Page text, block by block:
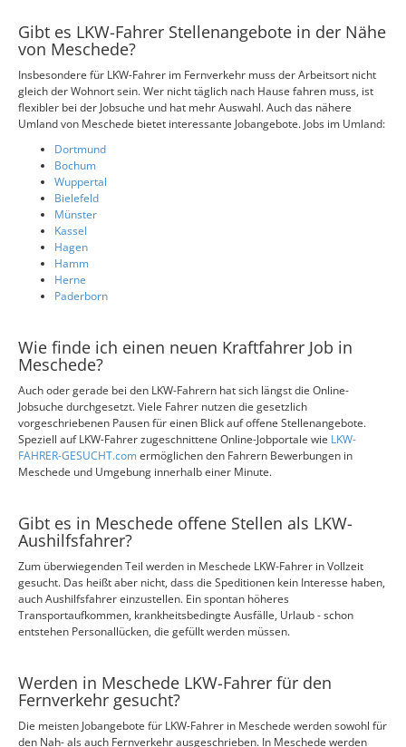
Gibt es LKW-Fahrer Stellenangebote in der Nähe
von Meschede?
Insbesondere für LKW-Fahrer im Fernverkehr muss der Arbeitsort nicht
gleich der Wohnort sein. Wer nicht täglich nach Hause fahren muss, ist
flexibler bei der Jobsuche und hat mehr Auswahl. Auch das nähere
Umland von Meschede bietet interessante Jobangebote. Jobs im Umland:
Dortmund
Bochum
Wuppertal
Bielefeld
Münster
Kassel
Hagen
Hamm
Herne
Paderborn
Wie finde ich einen neuen Kraftfahrer Job in
Meschede?
Auch oder gerade bei den LKW-Fahrern hat sich längst die Online-
Jobsuche durchgesetzt. Viele Fahrer nutzen die gesetzlich
vorgeschriebenen Pausen für einen Blick auf offene Stellenangebote.
Speziell auf LKW-Fahrer zugeschnittene Online-Jobportale wie LKW-
FAHRER-GESUCHT.comermöglichen den Fahrern Bewerbungen in
Meschede und Umgebung innerhalb einer Minute.
Gibt es in Meschede offene Stellen als LKW-
Aushilfsfahrer?
Zum überwiegenden Teil werden in Meschede LKW-Fahrer in Vollzeit
gesucht. Das heißt aber nicht, dass die Speditionen kein Interesse haben,
auch Aushilfsfahrer einzustellen. Ein spontan höheres
Transportaufkommen, krankheitsbedingte Ausfälle, Urlaub - schon
entstehen Personallücken, die gefüllt werden müssen.
Werden in Meschede LKW-Fahrer für den
Fernverkehr gesucht?
Die meisten Jobangebote für LKW-Fahrer in Meschede werden sowohl für
den Nah- als auch Fernverkehr ausgeschrieben. In Meschede werden